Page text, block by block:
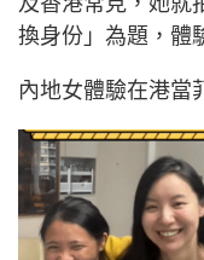
換身份」為題，體
內地女體驗在港當